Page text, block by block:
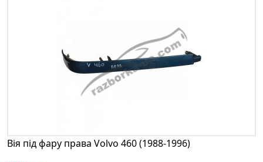
Вія під фару права Volvo 460 (1988-1996)